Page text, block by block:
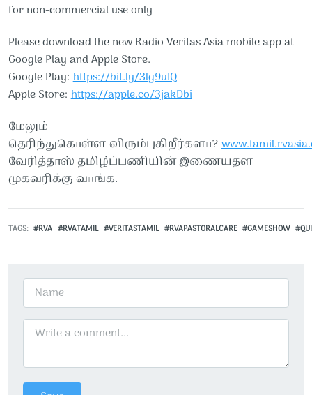
for non-commercial use only
Please download the new Radio Veritas Asia mobile app at
Google Play and Apple Store.
Google Play:https://bit.ly/3lg9uIQ
Apple Store:https://apple.co/3jakDbi
மேலும்
தெரிந்துகொள்ள விரும்புகிறீர்களா?
வேரித்தாஸ் தமிழ்ப்பணியின் இணையதள
முகவரிக்கு வாங்க.
TAGS RVA RVATAMIL VERITASTAMIL RVAPASTORALCARE GAMESHOW